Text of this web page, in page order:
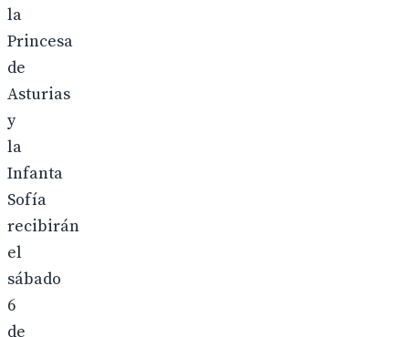
la
Princesa
de
Asturias
y
la
Infanta
Sofía
recibirán
el
sábado
6
de